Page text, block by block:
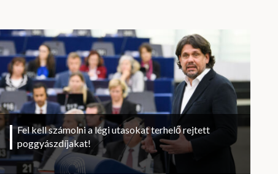
Fel kell számolni a légi utasokat terhelő rejtett
poggyászdíjakat!